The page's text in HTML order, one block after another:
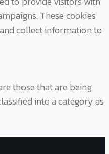
These cookies
collect information to
those that are being
into a category as